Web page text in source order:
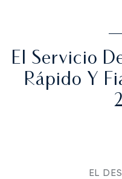
El Servicio
Rápido Y
EL